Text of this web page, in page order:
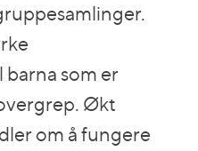
som er
Økt
om å fungere